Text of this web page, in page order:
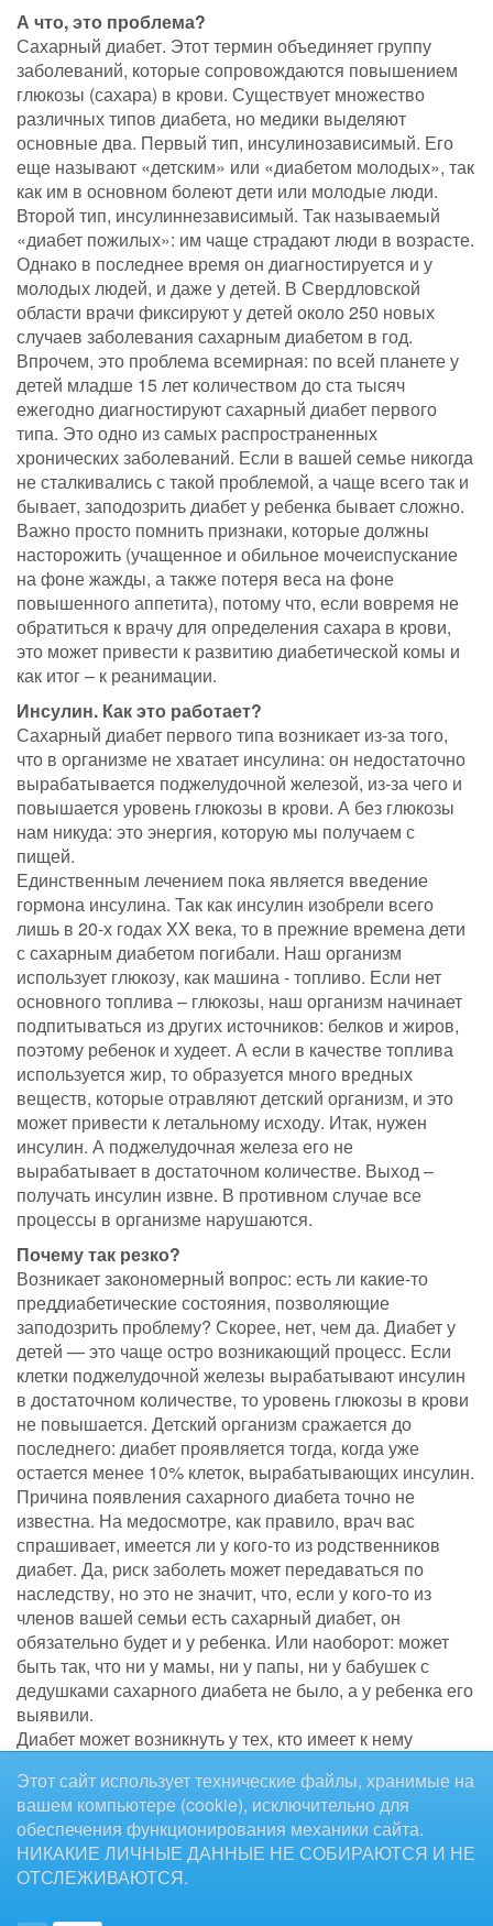
А что, это проблема?
Сахарный диабет. Этот термин объединяет группу
заболеваний, которые сопровождаются повышением
глюкозы (сахара) в крови. Существует множество
различных типов диабета, но медики выделяют
основные два. Первый тип, инсулинозависимый. Его
еще называют «детским» или «диабетом молодых», так
как им в основном болеют дети или молодые люди.
Второй тип, инсулиннезависимый. Так называемый
«диабет пожилых»: им чаще страдают люди в возрасте.
Однако в последнее время он диагностируется и у
молодых людей, и даже у детей. В Свердловской
области врачи фиксируют у детей около 250 новых
случаев заболевания сахарным диабетом в год.
Впрочем, это проблема всемирная: по всей планете у
детей младше 15 лет количеством до ста тысяч
ежегодно диагностируют сахарный диабет первого
типа. Это одно из самых распространенных
хронических заболеваний. Если в вашей семье никогда
не сталкивались с такой проблемой, а чаще всего так и
бывает, заподозрить диабет у ребенка бывает сложно.
Важно просто помнить признаки, которые должны
насторожить (учащенное и обильное мочеиспускание
на фоне жажды, а также потеря веса на фоне
повышенного аппетита), потому что, если вовремя не
обратиться к врачу для определения сахара в крови,
это может привести к развитию диабетической комы и
как итог – к реанимации.
Инсулин. Как это работает?
Сахарный диабет первого типа возникает из-за того,
что в организме не хватает инсулина: он недостаточно
вырабатывается поджелудочной железой, из-за чего и
повышается уровень глюкозы в крови. А без глюкозы
нам никуда: это энергия, которую мы получаем с
пищей.
Единственным лечением пока является введение
гормона инсулина. Так как инсулин изобрели всего
лишь в 20-х годах XX века, то в прежние времена дети
с сахарным диабетом погибали. Наш организм
использует глюкозу, как машина - топливо. Если нет
основного топлива – глюкозы, наш организм начинает
подпитываться из других источников: белков и жиров,
поэтому ребенок и худеет. А если в качестве топлива
используется жир, то образуется много вредных
веществ, которые отравляют детский организм, и это
может привести к летальному исходу. Итак, нужен
инсулин. А поджелудочная железа его не
вырабатывает в достаточном количестве. Выход –
получать инсулин извне. В противном случае все
процессы в организме нарушаются.
Почему так резко?
Возникает закономерный вопрос: есть ли какие-то
преддиабетические состояния, позволяющие
заподозрить проблему? Скорее, нет, чем да. Диабет у
детей — это чаще остро возникающий процесс. Если
клетки поджелудочной железы вырабатывают инсулин
в достаточном количестве, то уровень глюкозы в крови
не повышается. Детский организм сражается до
последнего: диабет проявляется тогда, когда уже
остается менее 10% клеток, вырабатывающих инсулин.
Причина появления сахарного диабета точно не
известна. На медосмотре, как правило, врач вас
спрашивает, имеется ли у кого-то из родственников
диабет. Да, риск заболеть может передаваться по
наследству, но это не значит, что, если у кого-то из
членов вашей семьи есть сахарный диабет, он
обязательно будет и у ребенка. Или наоборот: может
быть так, что ни у мамы, ни у папы, ни у бабушек с
дедушками сахарного диабета не было, а у ребенка его
выявили.
Диабет может возникнуть у тех, кто имеет к нему
причин, среди которых детские инфекции и вирусные
простудные заболевания, стрессы. И причины эти
могут начать свою «бомбардировку» организма
задолго до того, как у человека проявятся первые
признаки сахарного диабета.
Этот сайт использует технические файлы, хранимые на
вашем компьютере (cookie), исключительно для
обеспечения функционирования механики сайта.
НИКАКИЕ ЛИЧНЫЕ ДАННЫЕ НЕ СОБИРАЮТСЯ И НЕ
ОТСЛЕЖИВАЮТСЯ.